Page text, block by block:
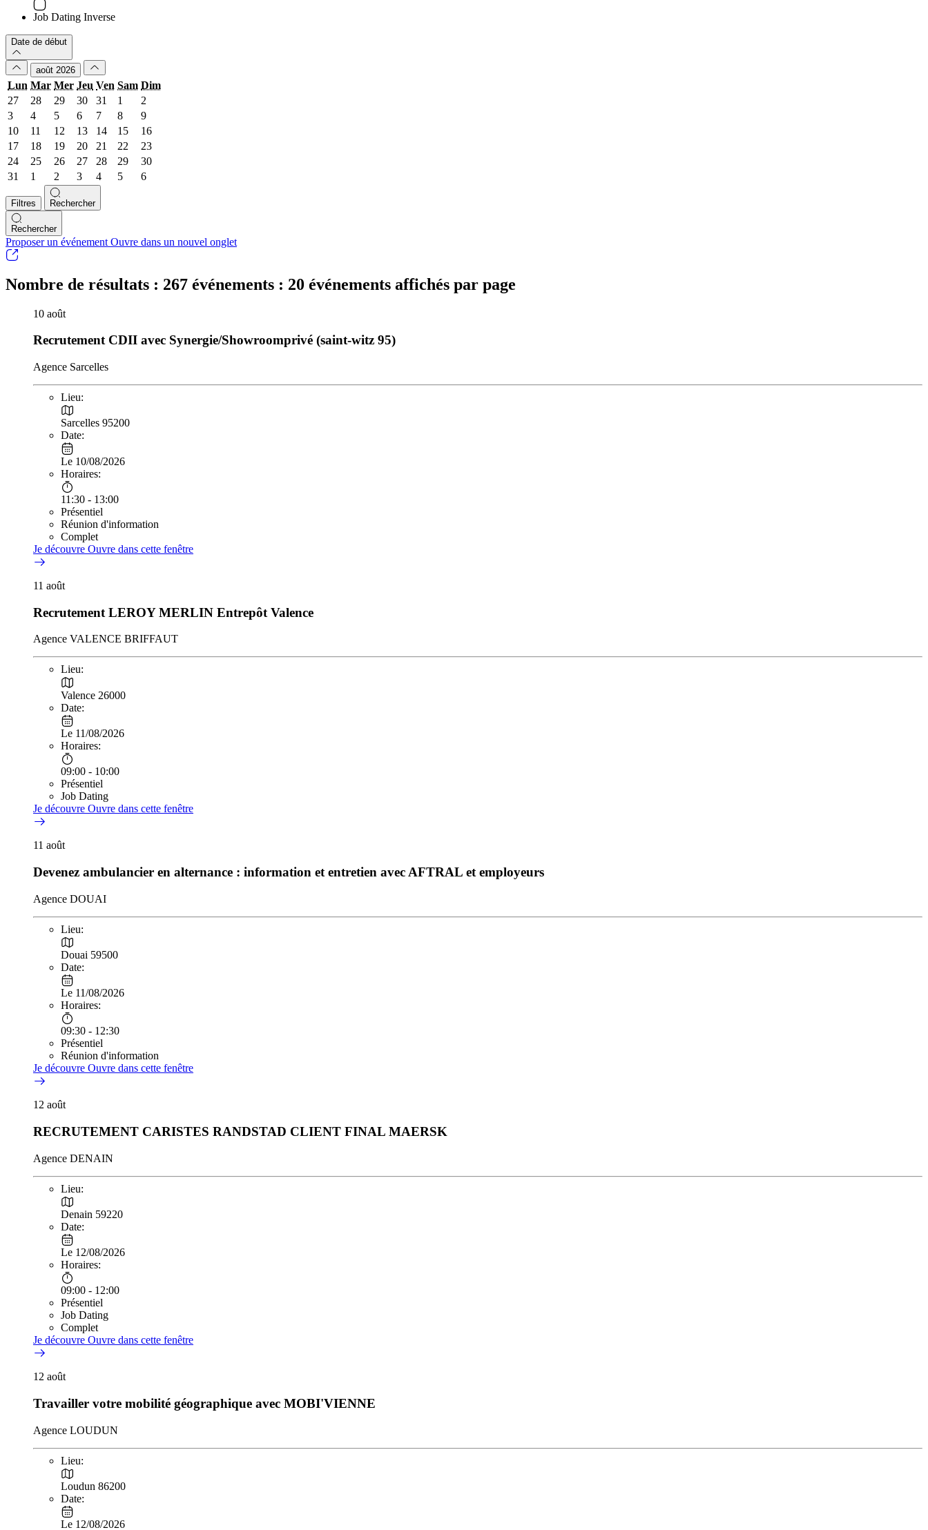
Job Dating Inverse
Date de début
août 2026
Lun Mar Mer Jeu Ven Sam Dim
27
28 29 30 31 1
2
3
4 5 6 7 8
9
10
11 12 13 14 15
16
17
18 19 20 21 22
23
24
25 26 27 28 29
30
31
1 2 3 4 5 6
Filtres Rechercher
Rechercher
Proposer un événement Ouvre dans un nouvel onglet
Nombre de résultats : 267 événements : 20 événements affichés par page
10 août
Recrutement CDII avec Synergie/Showroomprivé (saint-witz 95)
Agence Sarcelles
Lieu:
Sarcelles 95200
Date:
Le 10/08/2026
Horaires:
11:30 - 13:00
Présentiel
Réunion d'information
Complet
Je découvre Ouvre dans cette fenêtre
11 août
Recrutement LEROY MERLIN Entrepôt Valence
Agence VALENCE BRIFFAUT
Lieu:
Valence 26000
Date:
Le 11/08/2026
Horaires:
09:00 - 10:00
Présentiel
Job Dating
Je découvre Ouvre dans cette fenêtre
11 août
Devenez ambulancier en alternance : information et entretien avec AFTRAL et employeurs
Agence DOUAI
Lieu:
Douai 59500
Date:
Le 11/08/2026
Horaires:
09:30 - 12:30
Présentiel
Réunion d'information
Je découvre Ouvre dans cette fenêtre
12 août
RECRUTEMENT CARISTES RANDSTAD CLIENT FINAL MAERSK
Agence DENAIN
Lieu:
Denain 59220
Date:
Le 12/08/2026
Horaires:
09:00 - 12:00
Présentiel
Job Dating
Complet
Je découvre Ouvre dans cette fenêtre
12 août
Travailler votre mobilité géographique avec MOBI'VIENNE
Agence LOUDUN
Lieu:
Loudun 86200
Date:
Le 12/08/2026